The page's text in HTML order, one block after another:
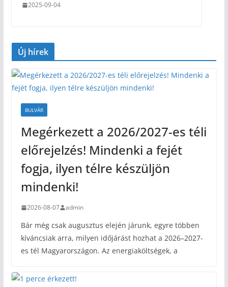
2025-09-04
Új hírek
BULVÁR
Megérkezett a 2026/2027-es téli
előrejelzés! Mindenki a fejét
fogja, ilyen télre készüljön
mindenki!
2026-08-07 admin
Bár még csak augusztus elején járunk, egyre többen
kíváncsiak arra, milyen időjárást hozhat a 2026–2027-
es tél Magyarországon. Az energiaköltségek, a